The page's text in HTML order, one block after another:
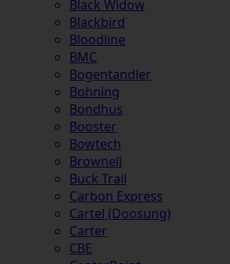
Black Widow
Blackbird
Bloodline
BMC
Bogentandler
Bohning
Bondhus
Booster
Bowtech
Brownell
Buck Trail
Carbon Express
Cartel (Doosung)
Carter
CBE